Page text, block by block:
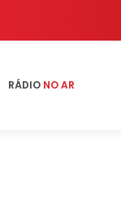
RÁDIO NO AR